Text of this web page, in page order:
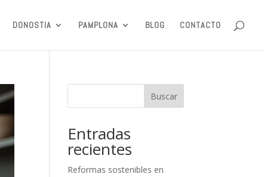
DONOSTIA PAMPLONA BLOG CONTACTO
Buscar
Entradas
recientes
Reformas sostenibles en